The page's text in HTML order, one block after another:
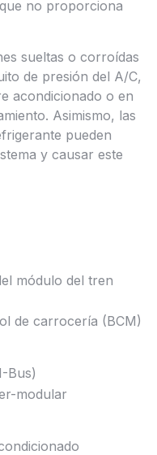
no proporciona
sueltas o corroídas
de presión del A/C,
acondicionado o en
Asimismo, las
pueden
y causar este
módulo del tren
de carrocería (BCM)
Bus)
modular